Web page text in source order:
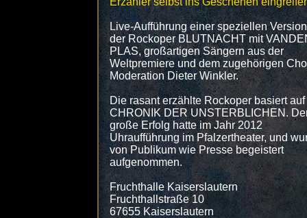
Live-Aufführung einer speziellen Version
der Rockoper BLUTNACHT mit
PLAS, großartigen Sängern aus der
Weltpremiere und dem zugehörigen
Moderation Dieter Winkler.
Die rasant erzählte Rockoper basiert auf
CHRONIK DER UNSTERBLICHEN.
große Erfolg hatte im Jahr 2012
Uhraufführung im Pfalzertheater, und
von Publikum wie Presse begeistert
aufgenommen.
Fruchthalle Kaiserslautern
Fruchthallstraße 10
67655 Kaiserslautern